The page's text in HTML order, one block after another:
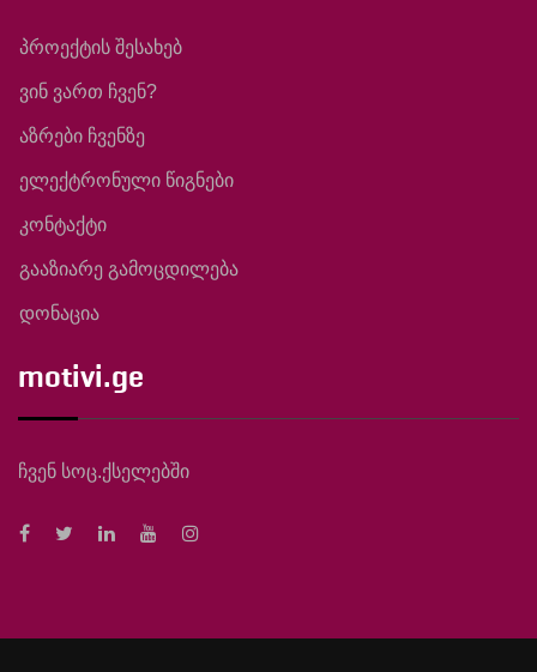
პროექტის შესახებ
ვინ ვართ ჩვენ?
აზრები ჩვენზე
ელექტრონული წიგნები
კონტაქტი
გააზიარე გამოცდილება
დონაცია
motivi.ge
ჩვენ სოც.ქსელებში